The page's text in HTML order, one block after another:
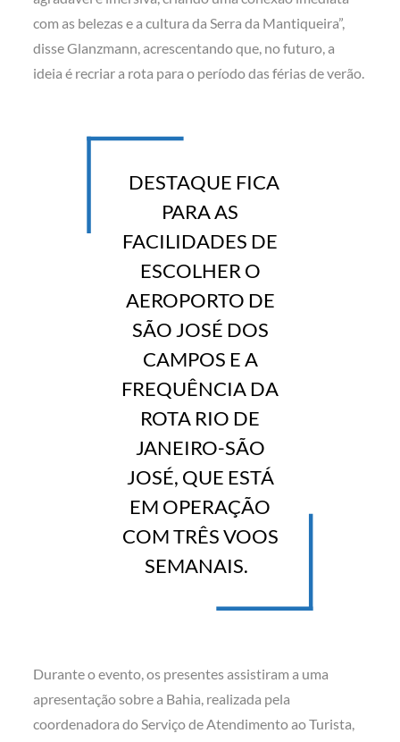
com as belezas e a cultura da Serra da Mantiqueira”,
disse Glanzmann, acrescentando que, no futuro, a
ideia é recriar a rota para o período das férias de verão.
DESTAQUE FICA
PARA AS
FACILIDADES DE
ESCOLHER O
AEROPORTO DE
SÃO JOSÉ DOS
CAMPOS E A
FREQUÊNCIA DA
ROTA RIO DE
JANEIRO-SÃO
JOSÉ, QUE ESTÁ
EM OPERAÇÃO
COM TRÊS VOOS
SEMANAIS.
Durante o evento, os presentes assistiram a uma
apresentação sobre a Bahia, realizada pela
coordenadora do Serviço de Atendimento ao Turista,